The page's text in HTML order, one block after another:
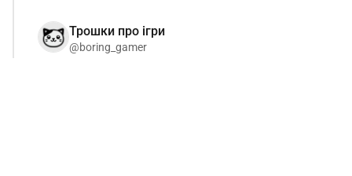
Трошки про ігри
@boring_gamer